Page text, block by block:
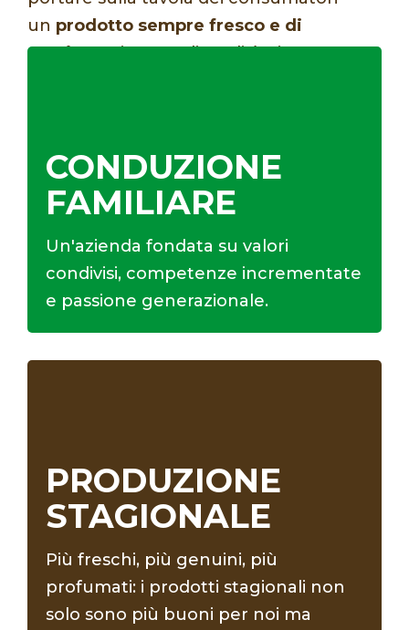
un prodotto sempre fresco e di
stagione, sicuro e di qualità, ricco
CONDUZIONE
FAMILIARE
Un'azienda fondata su valori
condivisi, competenze incrementate
e passione generazionale.
PRODUZIONE
STAGIONALE
Più freschi, più genuini, più
profumati: i prodotti stagionali non
solo sono più buoni per noi ma